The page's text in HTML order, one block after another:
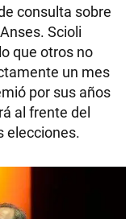
consulta sobre
Scioli
que otros no
un mes
por sus años
al frente del
elecciones.